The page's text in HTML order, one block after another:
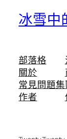
冰雪中
部落格
關於
常見問題集
作者